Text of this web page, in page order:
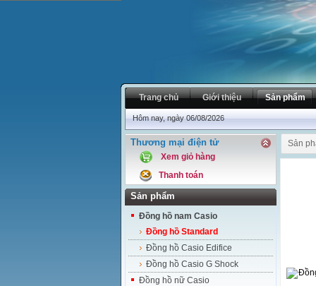
Trang chủ Giới thiệu Sản phẩm
Hôm nay, ngày 06/08/2026
Thương mại điện tử
Xem giỏ hàng
Thanh toán
Sản phẩm
Đồng hồ nam Casio
Đồng hồ Standard
Đồng hồ Casio Edifice
Đồng hồ Casio G Shock
Đồng hồ nữ Casio
Sản